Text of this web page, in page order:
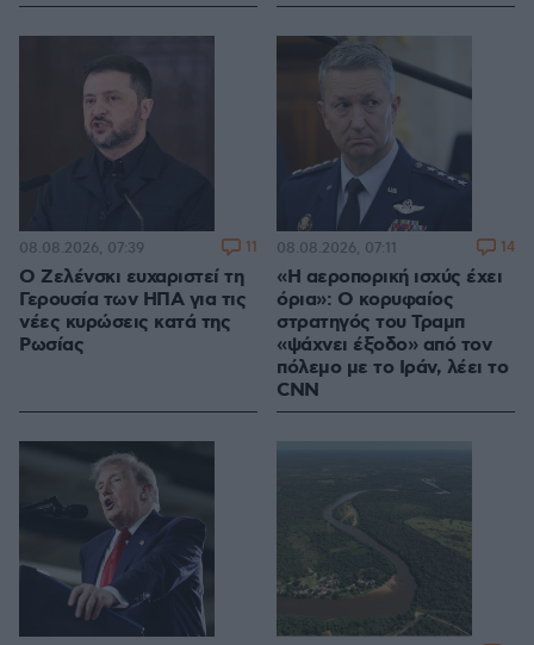
Ο Ζελένσκι ευχαριστεί τη
Γερουσία των ΗΠΑ για τις
νέες κυρώσεις κατά της
Ρωσίας
08.08.2026, 07:39 11
«Η αεροπορική ισχύς έχει
όρια»: Ο κορυφαίος
στρατηγός του Τραμπ
«ψάχνει έξοδο» από τον
πόλεμο με το Ιράν, λέει το
CNN
08.08.2026, 07:11 14